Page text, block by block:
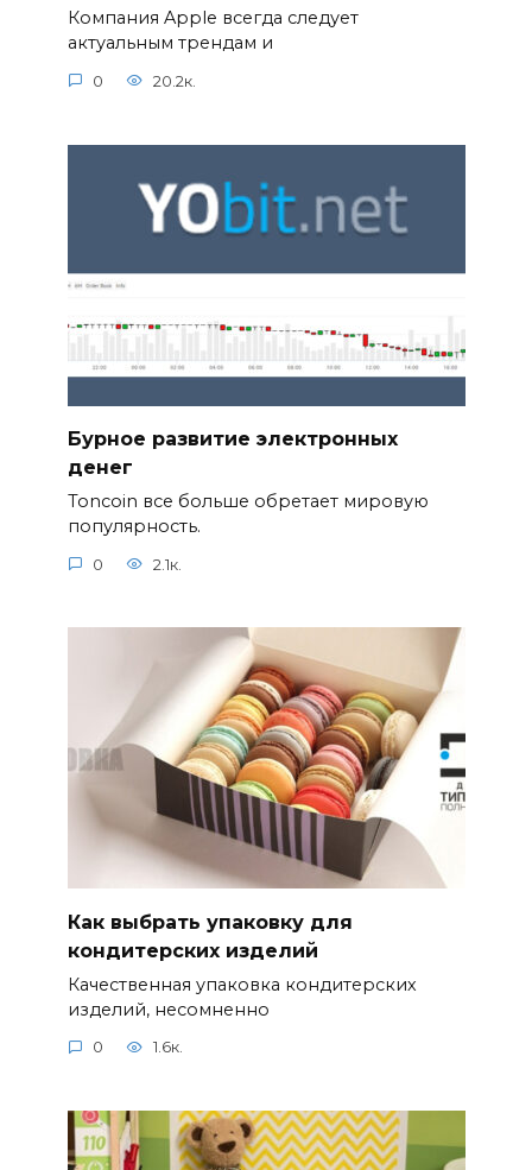
Компания Apple всегда следует
актуальным трендам и
0 20.2к.
Бурное развитие электронных
денег
Toncoin все больше обретает мировую
популярность.
0 2.1к.
Как выбрать упаковку для
кондитерских изделий
Качественная упаковка кондитерских
изделий, несомненно
0 1.6к.